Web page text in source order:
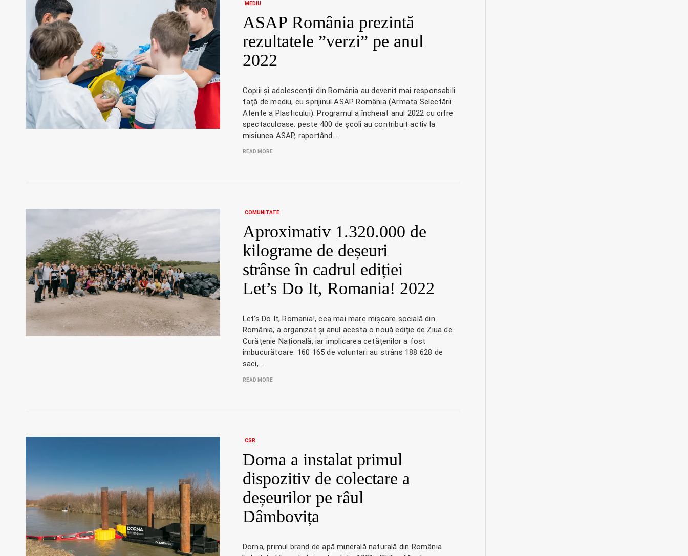
MEDIU
ASAP România prezintă
rezultatele ”verzi” pe anul
2022
Copiii și adolescenții din România au devenit mai responsabili
față de mediu, cu sprijinul ASAP România (Armata Selectării
Atente a Plasticului). Programul a încheiat anul 2022 cu cifre
spectaculoase: peste 400 de școli au contribuit activ la
misiunea ASAP, raportând…
READ MORE
COMUNITATE
Aproximativ 1.320.000 de
kilograme de deșeuri
strânse în cadrul ediției
Let’s Do It, Romania! 2022
Let’s Do It, Romania!, cea mai mare mișcare socială din
România, a organizat și anul acesta o nouă ediție de Ziua de
Curățenie Națională, iar implicarea cetățenilor a fost
îmbucurătoare: 160 165 de voluntari au strâns 188 628 de
saci,…
READ MORE
CSR
Dorna a instalat primul
dispozitiv de colectare a
deșeurilor pe râul
Dâmbovița
Dorna, primul brand de apă minerală naturală din România